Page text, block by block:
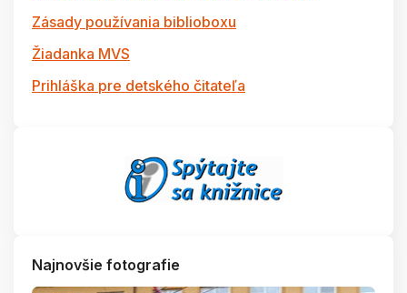
Zásady používania biblioboxu
Žiadanka MVS
Prihláška pre detského čitateľa
Najnovšie fotografie